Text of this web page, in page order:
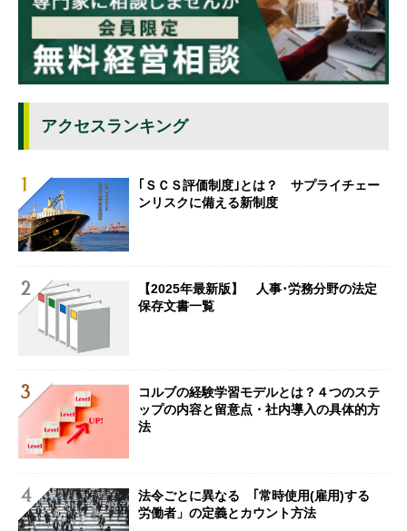
アクセスランキング
｢ＳＣＳ評価制度｣とは？ サプライチェー
ンリスクに備える新制度
【2025年最新版】 人事･労務分野の法定
保存文書一覧
コルブの経験学習モデルとは？４つのステ
ップの内容と留意点・社内導入の具体的方
法
法令ごとに異なる ｢常時使用(雇用)する
労働者」の定義とカウント方法